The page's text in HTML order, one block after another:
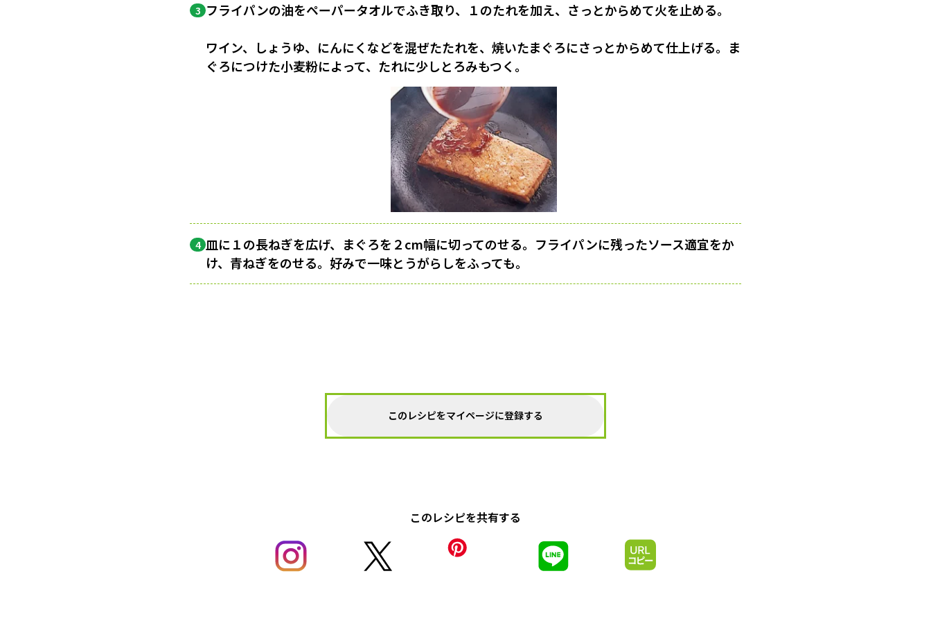
3 フライパンの油をペーパータオルでふき取り、１のたれを加え、さっとからめて火を止める。
ワイン、しょうゆ、にんにくなどを混ぜたたれを、焼いたまぐろにさっとからめて仕上げる。ま
ぐろにつけた小麦粉によって、たれに少しとろみもつく。
4 皿に１の長ねぎを広げ、まぐろを２cm幅に切ってのせる。フライパンに残ったソース適宜をか
け、青ねぎをのせる。好みで一味とうがらしをふっても。
このレシピをマイページに登録する
このレシピを共有する